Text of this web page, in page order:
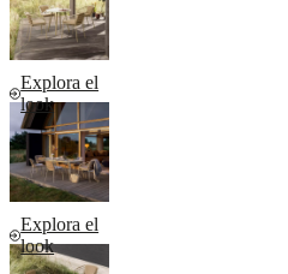
Explora el
look
Explora el
look